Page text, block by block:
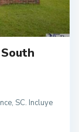
SC. Incluye